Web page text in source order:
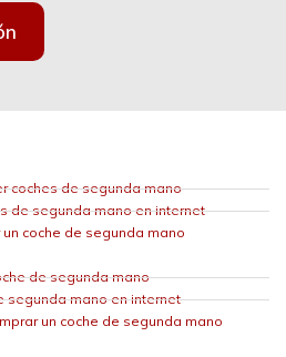
coches de segunda mano
de segunda mano en internet
coche de segunda mano
de segunda mano
segunda mano en internet
un coche de segunda mano